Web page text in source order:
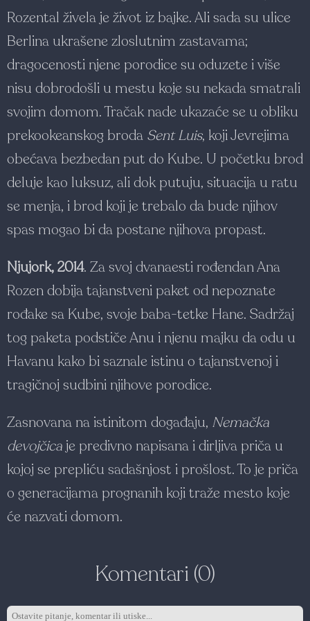
Rozental živela je život iz bajke. Ali sada su ulice
Berlina ukrašene zloslutnim zastavama;
dragocenosti njene porodice su oduzete i više
nisu dobrodošli u mestu koje su nekada smatrali
svojim domom. Tračak nade ukazaće se u obliku
prekookeanskog broda Sent Luis, koji Jevrejima
obećava bezbedan put do Kube. U početku brod
deluje kao luksuz, ali dok putuju, situacija u ratu
se menja, i brod koji je trebalo da bude njihov
spas mogao bi da postane njihova propast.
Njujork, 2014. Za svoj dvanaesti rođendan Ana
Rozen dobija tajanstveni paket od nepoznate
rođake sa Kube, svoje baba-tetke Hane. Sadržaj
tog paketa podstiče Anu i njenu majku da odu u
Havanu kako bi saznale istinu o tajanstvenoj i
tragičnoj sudbini njihove porodice.
Zasnovana na istinitom događaju, Nemačka
devojčicaje predivno napisana i dirljiva priča u
kojoj se prepliću sadašnjost i prošlost. To je priča
o generacijama prognanih koji traže mesto koje
će nazvati domom.
Komentari (0)